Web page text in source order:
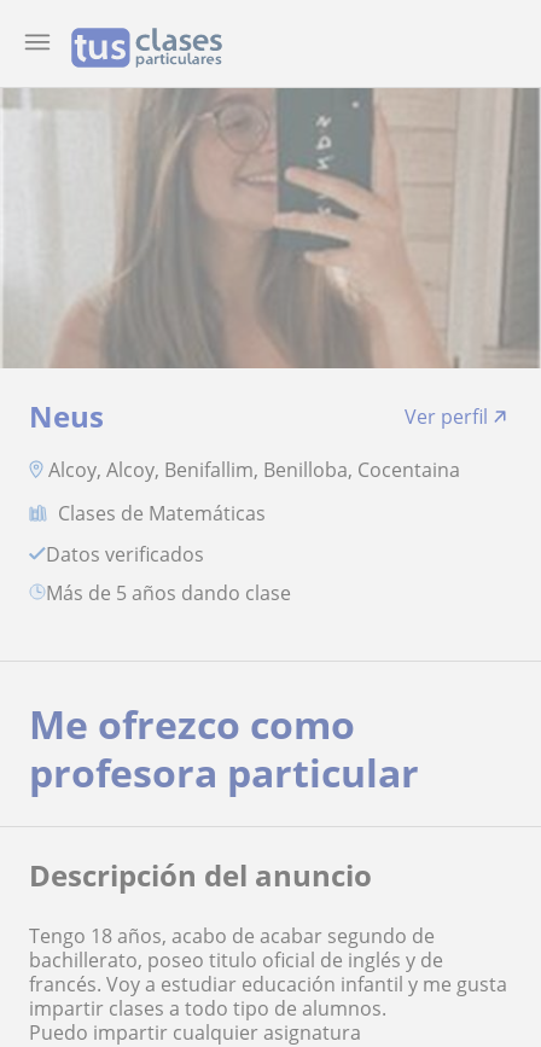
Neus
Ver perfil
Alcoy, Alcoy, Benifallim, Benilloba, Cocentaina
Clases de Matemáticas
Datos verificados
más de 5 años dando clase
Me ofrezco como
profesora particular
Descripción del anuncio
Tengo 18 años, acabo de acabar segundo de
bachillerato, poseo titulo oficial de inglés y de
francés. Voy a estudiar educación infantil y me gusta
impartir clases a todo tipo de alumnos.
Puedo impartir cualquier asignatura